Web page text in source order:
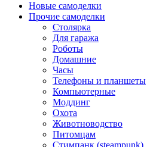
Новые самоделки
Прочие самоделки
Столярка
Для гаража
Роботы
Домашние
Часы
Телефоны и планшеты
Компьютерные
Моддинг
Охота
Животноводство
Питомцам
Стимпанк (steampunk)